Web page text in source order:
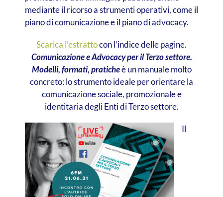
mediante il ricorso a strumenti operativi, come il
piano di comunicazione e il piano di advocacy.
Scarica l’estrattocon l’indice delle pagine.
Comunicazione e Advocacy per il Terzo settore.
Modelli, formati, praticheè un manuale molto
concreto: lo strumento ideale per orientare la
comunicazione sociale, promozionale e
identitaria degli Enti di Terzo settore.
Il